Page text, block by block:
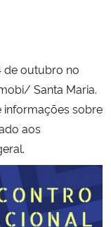
de outubro no
Santa Maria.
sobre
aos